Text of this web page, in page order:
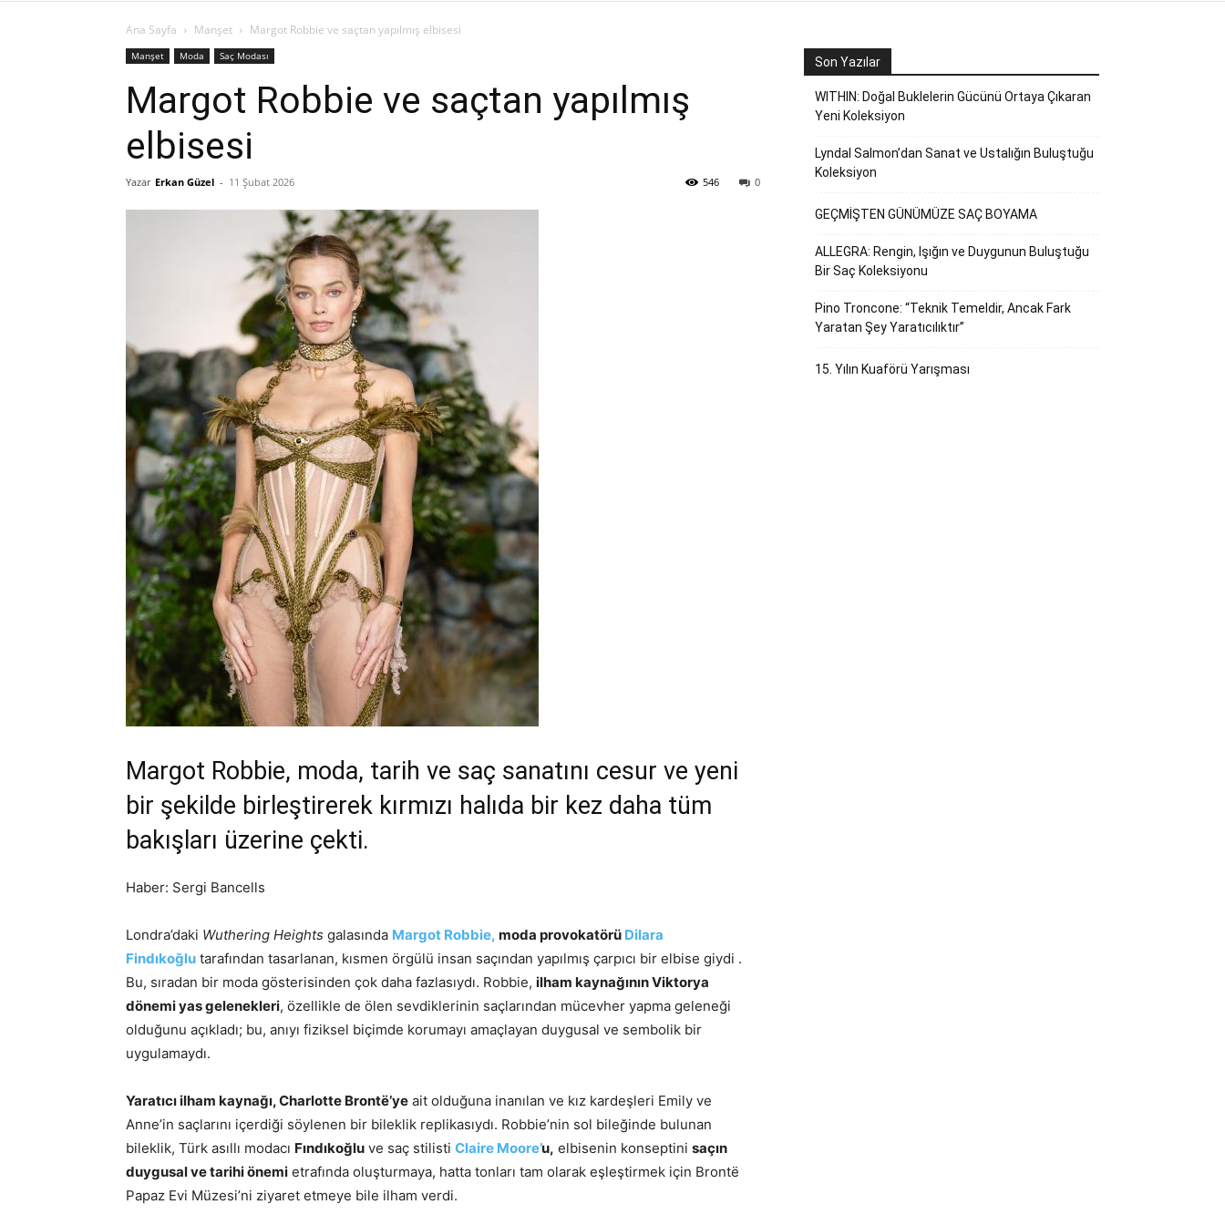
Ana Sayfa Manşet Margot Robbie ve saçtan yapılmış elbisesi
Manşet Moda Saç Modası
Margot Robbie ve saçtan yapılmış
elbisesi
Yazar Erkan Güzel - 11 Şubat 2026 0
546
Margot Robbie, moda, tarih ve saç sanatını cesur ve yeni
bir şekilde birleştirerek kırmızı halıda bir kez daha tüm
bakışları üzerine çekti.
Haber: Sergi Bancells
Londra’daki Wuthering Heights galasında Margot Robbie, moda provokatörü Dilara
Findıkoğlu tarafından tasarlanan, kısmen örgülü insan saçından yapılmış çarpıcı bir elbise giydi .
Bu, sıradan bir moda gösterisinden çok daha fazlasıydı. Robbie, ilham kaynağının Viktorya
dönemi yas gelenekleri, özellikle de ölen sevdiklerinin saçlarından mücevher yapma geleneği
olduğunu açıkladı; bu, anıyı fiziksel biçimde korumayı amaçlayan duygusal ve sembolik bir
uygulamaydı.
Yaratıcı ilham kaynağı, Charlotte Brontë’ye ait olduğuna inanılan ve kız kardeşleri Emily ve
Anne’in saçlarını içerdiği söylenen bir bileklik replikasıydı. Robbie’nin sol bileğinde bulunan
bileklik, Türk asıllı modacı Fındıkoğlu ve saç stilisti Claire Moore’u, elbisenin konseptini saçın
duygusal ve tarihi önemi etrafında oluşturmaya, hatta tonları tam olarak eşleştirmek için Brontë
Papaz Evi Müzesi’ni ziyaret etmeye bile ilham verdi.
Son Yazılar
WITHIN: Doğal Buklelerin Gücünü Ortaya Çıkaran
Yeni Koleksiyon
Lyndal Salmon’dan Sanat ve Ustalığın Buluştuğu
Koleksiyon
GEÇMİŞTEN GÜNÜMÜZE SAÇ BOYAMA
ALLEGRA: Rengin, Işığın ve Duygunun Buluştuğu
Bir Saç Koleksiyonu
Pino Troncone: “Teknik Temeldir, Ancak Fark
Yaratan Şey Yaratıcılıktır”
15. Yılın Kuaförü Yarışması